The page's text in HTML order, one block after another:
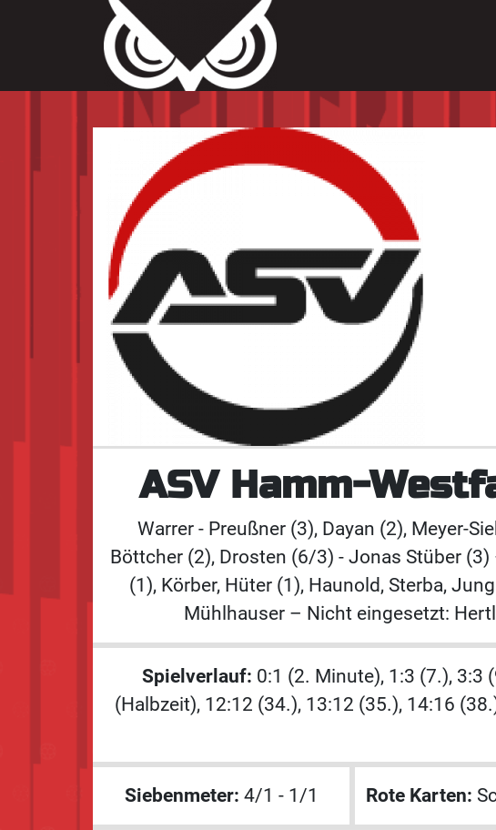
ASV Hamm-
Warrer - Preußner (3), Dayan (2), Meyer-
Böttcher (2), Drosten (6/3) - Jonas Stüber (3)
(1), Körber, Hüter (1), Haunold, Sterba,
Mühlhauser – Nicht eingesetzt:
Spielverlauf: 0:1 (2. Minute), 1:3 (7.), 3:3
(Halbzeit), 12:12 (34.), 13:12 (35.), 14:16
Siebenmeter: 4/1 - 1/1 Rote Karten: